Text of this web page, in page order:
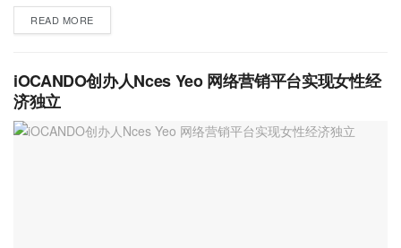
READ MORE
iOCANDO创办人Nces Yeo 网络营销平台实现女性经
济独立